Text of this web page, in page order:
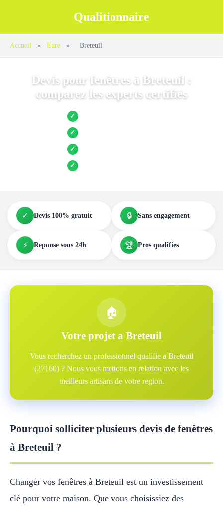
Qualitionnaire
Accueil » Eure » Breteuil
Devis pour fenêtres à Breteuil :
comparez les experts certifiés
✓ Jusqu’à 3 devis comparés
✓ Entreprises locales vérifiées
✓ Pose garantie
✓ Aides et primes incluses
✓ Devis 100% gratuit 🔒 Sans engagement
⚡ Reponse sous 24h 🏆 Pros qualifies
🏠
Votre projet a Breteuil
Vous recherchez un professionnel qualifie a Breteuil
(27160) ? Nous vous mettons en relation avec les
meilleurs artisans de votre region.
Pourquoi solliciter plusieurs devis de fenêtres
à Breteuil ?
Changer vos fenêtres à Breteuil est un investissement
clé pour votre maison. Que vous choisissiez des